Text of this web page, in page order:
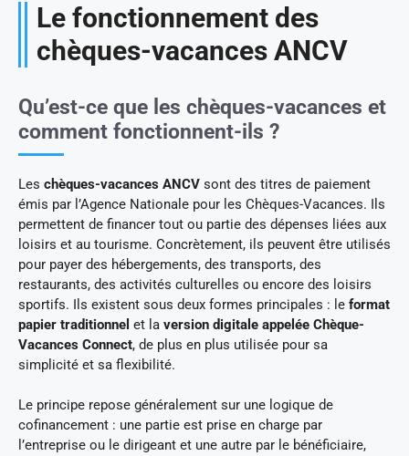
Le fonctionnement des
chèques-vacances ANCV
Qu’est-ce que les chèques-vacances et
comment fonctionnent-ils ?
Les chèques-vacances ANCV sont des titres de paiement
émis par l’Agence Nationale pour les Chèques-Vacances. Ils
permettent de financer tout ou partie des dépenses liées aux
loisirs et au tourisme. Concrètement, ils peuvent être utilisés
pour payer des hébergements, des transports, des
restaurants, des activités culturelles ou encore des loisirs
sportifs. Ils existent sous deux formes principales : le format
papier traditionnel et la version digitale appelée Chèque-
Vacances Connect, de plus en plus utilisée pour sa
simplicité et sa flexibilité.
Le principe repose généralement sur une logique de
cofinancement : une partie est prise en charge par
l’entreprise ou le dirigeant et une autre par le bénéficiaire,